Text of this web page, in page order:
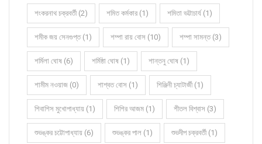
শংকরনাথ চক্রবর্তী (2) শমিত কর্মকার (1) শমিতা ভট্টাচার্য (1)
শমীক জয় সেনগুপ্ত (1) শম্পা রায় বোস (10) শম্পা সামন্ত (3)
শর্মিলা ঘোষ (6) শর্মিষ্ঠা ঘোষ (1) শান্তনু ঘোষ (1)
শামীম নওয়াজ (0) শাশ্বত বোস (1) শিঞ্জিনী চ্যাটার্জী (1)
শিবাশিস মুখোপাধ্যায় (1) শিশির আজম (1) শীতল বিশ্বাস (3)
শুভঙ্কর চট্টোপাধ্যায় (6) শুভঙ্কর পাল (1) শুভদীপ চক্রবর্তী (1)